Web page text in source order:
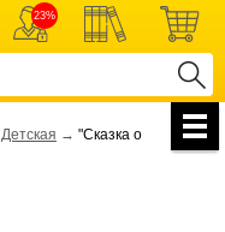
23%
Детская → "Сказка о